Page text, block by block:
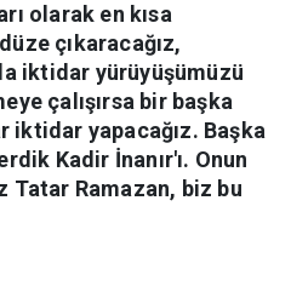
olarak en kısa
çıkaracağız,
iktidar yürüyüşümüzü
çalışırsa bir başka
iktidar yapacağız. Başka
Kadir İnanır'ı. Onun
Tatar Ramazan, biz bu